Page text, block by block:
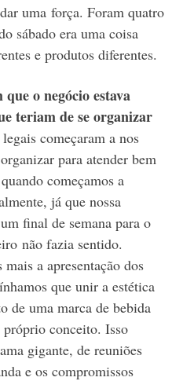
uma força. Foram quatro
sábado era uma coisa
e produtos diferentes.
o negócio estava
teriam de se organizar
começaram a nos
para atender bem
começamos a
já que nossa
final de semana para o
não fazia sentido.
a apresentação dos
que unir a estética
de uma marca de bebida
conceito. Isso
gigante, de reuniões
e os compromissos